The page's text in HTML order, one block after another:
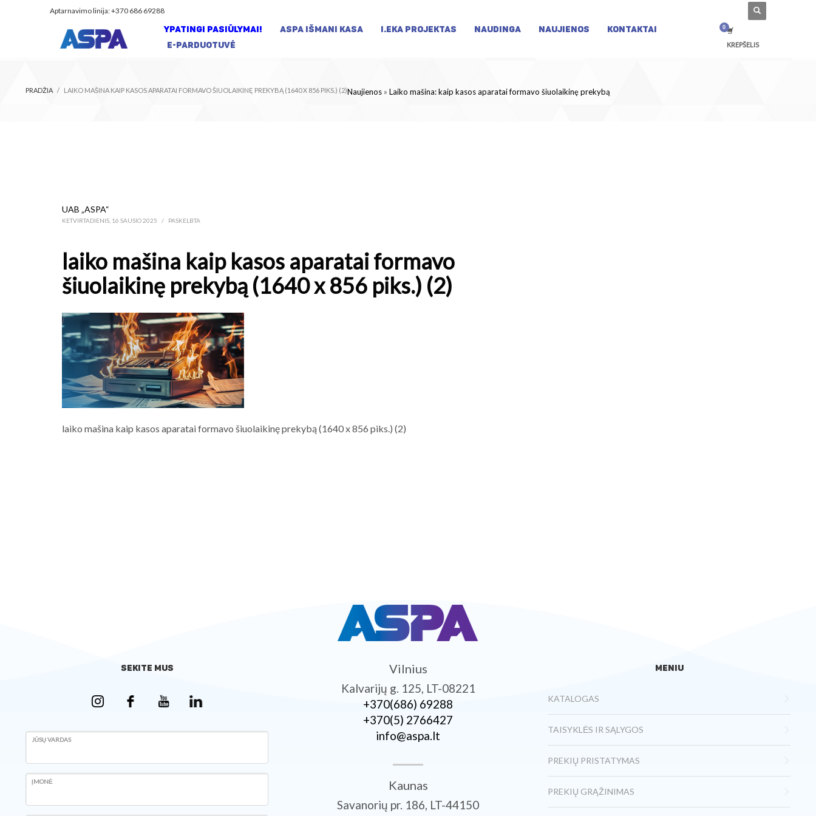
Aptarnavimo linija: +370 686 69288
YPATINGI PASIŪLYMAI! ASPA IŠMANI KASA I.EKA PROJEKTAS NAUDINGA NAUJIENOS
KONTAKTAI
E-PARDUOTUVĖ
KREPŠELIS
PRADŽIA Naujienos » Laiko mašina: kaip kasos aparatai formavo šiuolaikinę prekybą
LAIKO MAŠINA KAIP KASOS APARATAI FORMAVO ŠIUOLAIKINĘ PREKYBĄ (1640 X 856 PIKS.) (2)
UAB „ASPA“
KETVIRTADIENIS, 16 SAUSIO 2025 / PASKELBTA
laiko mašina kaip kasos aparatai formavo
šiuolaikinę prekybą (1640 x 856 piks.) (2)
laiko mašina kaip kasos aparatai formavo šiuolaikinę prekybą (1640 x 856 piks.) (2)
SEKITE MUS
JŪSŲ VARDAS
ĮMONĖ
Vilnius
Kalvarijų g. 125, LT-08221
+370­(686) 69288
+370­(5) 2766427
info@aspa.lt
Kaunas
Savanorių pr. 186, LT-44150
MENIU
KATALOGAS
TAISYKLĖS IR SĄLYGOS
PREKIŲ PRISTATYMAS
PREKIŲ GRĄŽINIMAS